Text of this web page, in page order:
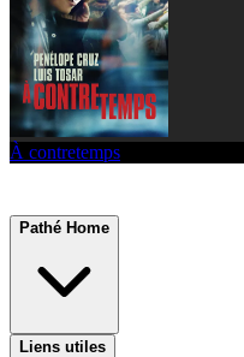
À contretemps
Pathé Home
Liens utiles